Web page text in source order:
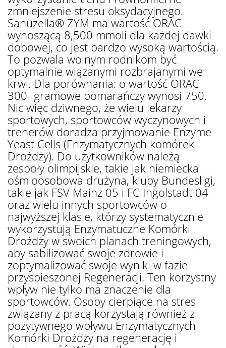
zmniejszenie stresu oksydacyjnego.
Sanuzella® ZYM ma wartość ORAC
wynoszącą 8,500 mmoli dla każdej dawki
dobowej, co jest bardzo wysoką wartością.
To pozwala wolnym rodnikom być
optymalnie wiązanymi rozbrajanymi we
krwi. Dla porównania: o wartość ORAC
300- gramowe pomarańczy wynosi 750.
Nic więc dziwnego, że wielu lekarzy
sportowych, sportowców wyczynowych i
trenerów doradza przyjmowanie Enzyme
Yeast Cells (Enzymatycznych komórek
Drożdży). Do użytkowników należą
zespoły olimpijskie, takie jak niemiecka
ośmioosobowa drużyna, kluby Bundesligi,
takie jak FSV Mainz 05 i FC Ingolstadt 04
oraz wielu innych sportowców o
najwyższej klasie, którzy systematycznie
wykorzystują Enzymatuczne Komórki
Drożdży w swoich planach treningowych,
aby sabilizować swoje zdrowie i
zoptymalizować swoje wyniki w fazie
przyspieszonej Regeneracji. Ten korzystny
wpływ nie tylko ma znaczenie dla
sportowców. Osoby cierpiące na stres
związany z pracą korzystają również z
pozytywnego wpływu Enzymatycznych
Komórki Drożdży na regenerację i